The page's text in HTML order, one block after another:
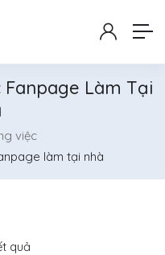
Làm Tại
việc
làm tại nhà
quả